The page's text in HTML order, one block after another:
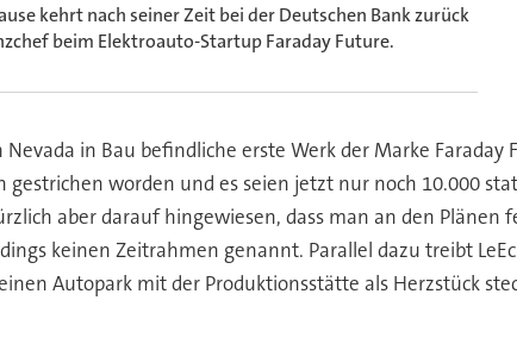
kehrt nach seiner Zeit bei der Deutschen Bank zurück
beim Elektroauto-Startup Faraday Future.
in Bau befindliche erste Werk der Marke
worden und es seien jetzt nur noch 10.000
aber darauf hingewiesen, dass man an den Plänen
keinen Zeitrahmen genannt. Parallel dazu treibt
Autopark mit der Produktionsstätte als Herzstück